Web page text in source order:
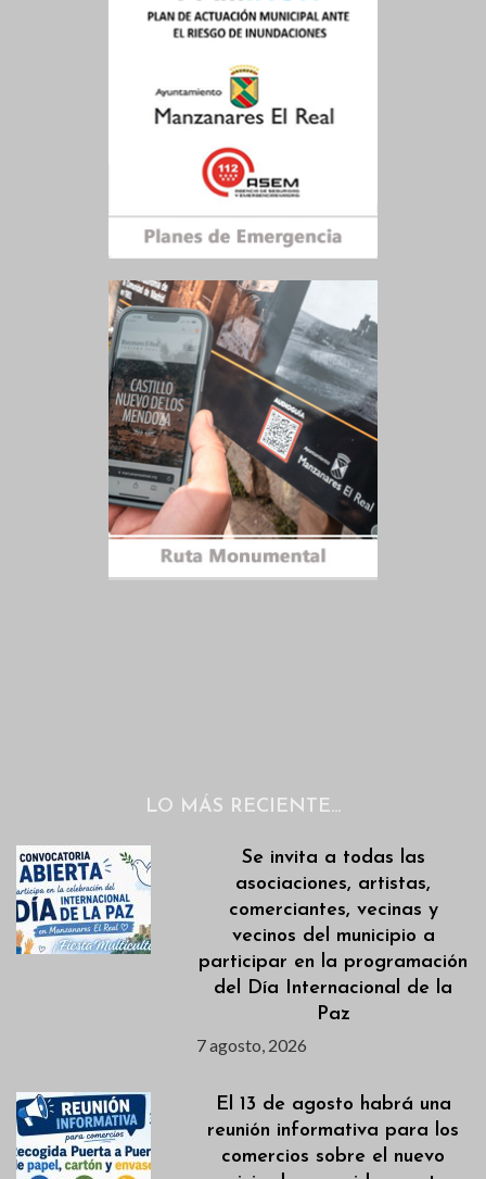
LO MÁS RECIENTE…
Se invita a todas las
asociaciones, artistas,
comerciantes, vecinas y
vecinos del municipio a
participar en la programación
del Día Internacional de la
Paz
7 agosto, 2026
El 13 de agosto habrá una
reunión informativa para los
comercios sobre el nuevo